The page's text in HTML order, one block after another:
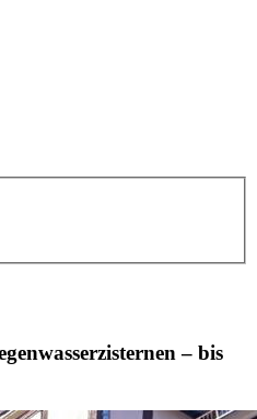
– bis